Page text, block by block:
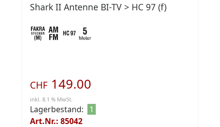
Shark II Antenne BI-TV > HC 97 (f)
CHF 149.00
inkl. 8.1 % MwSt.
Lagerbestand:
1
Art.Nr.: 85042